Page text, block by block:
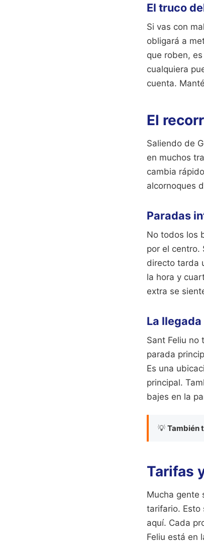
El truco
Si vas con
obligará a
que roben,
cualquiera
cuenta.
El
Saliendo de
en muchos
cambia
alcornoques
Paradas
No todos los
por el centro.
directo tarda
la hora y
extra se
La llegada
Sant Feliu no
parada
Es una
principal.
bajes en la
💡 También
Tarifas
Mucha gente
tarifario. Esto
aquí. Cada
Feliu está en